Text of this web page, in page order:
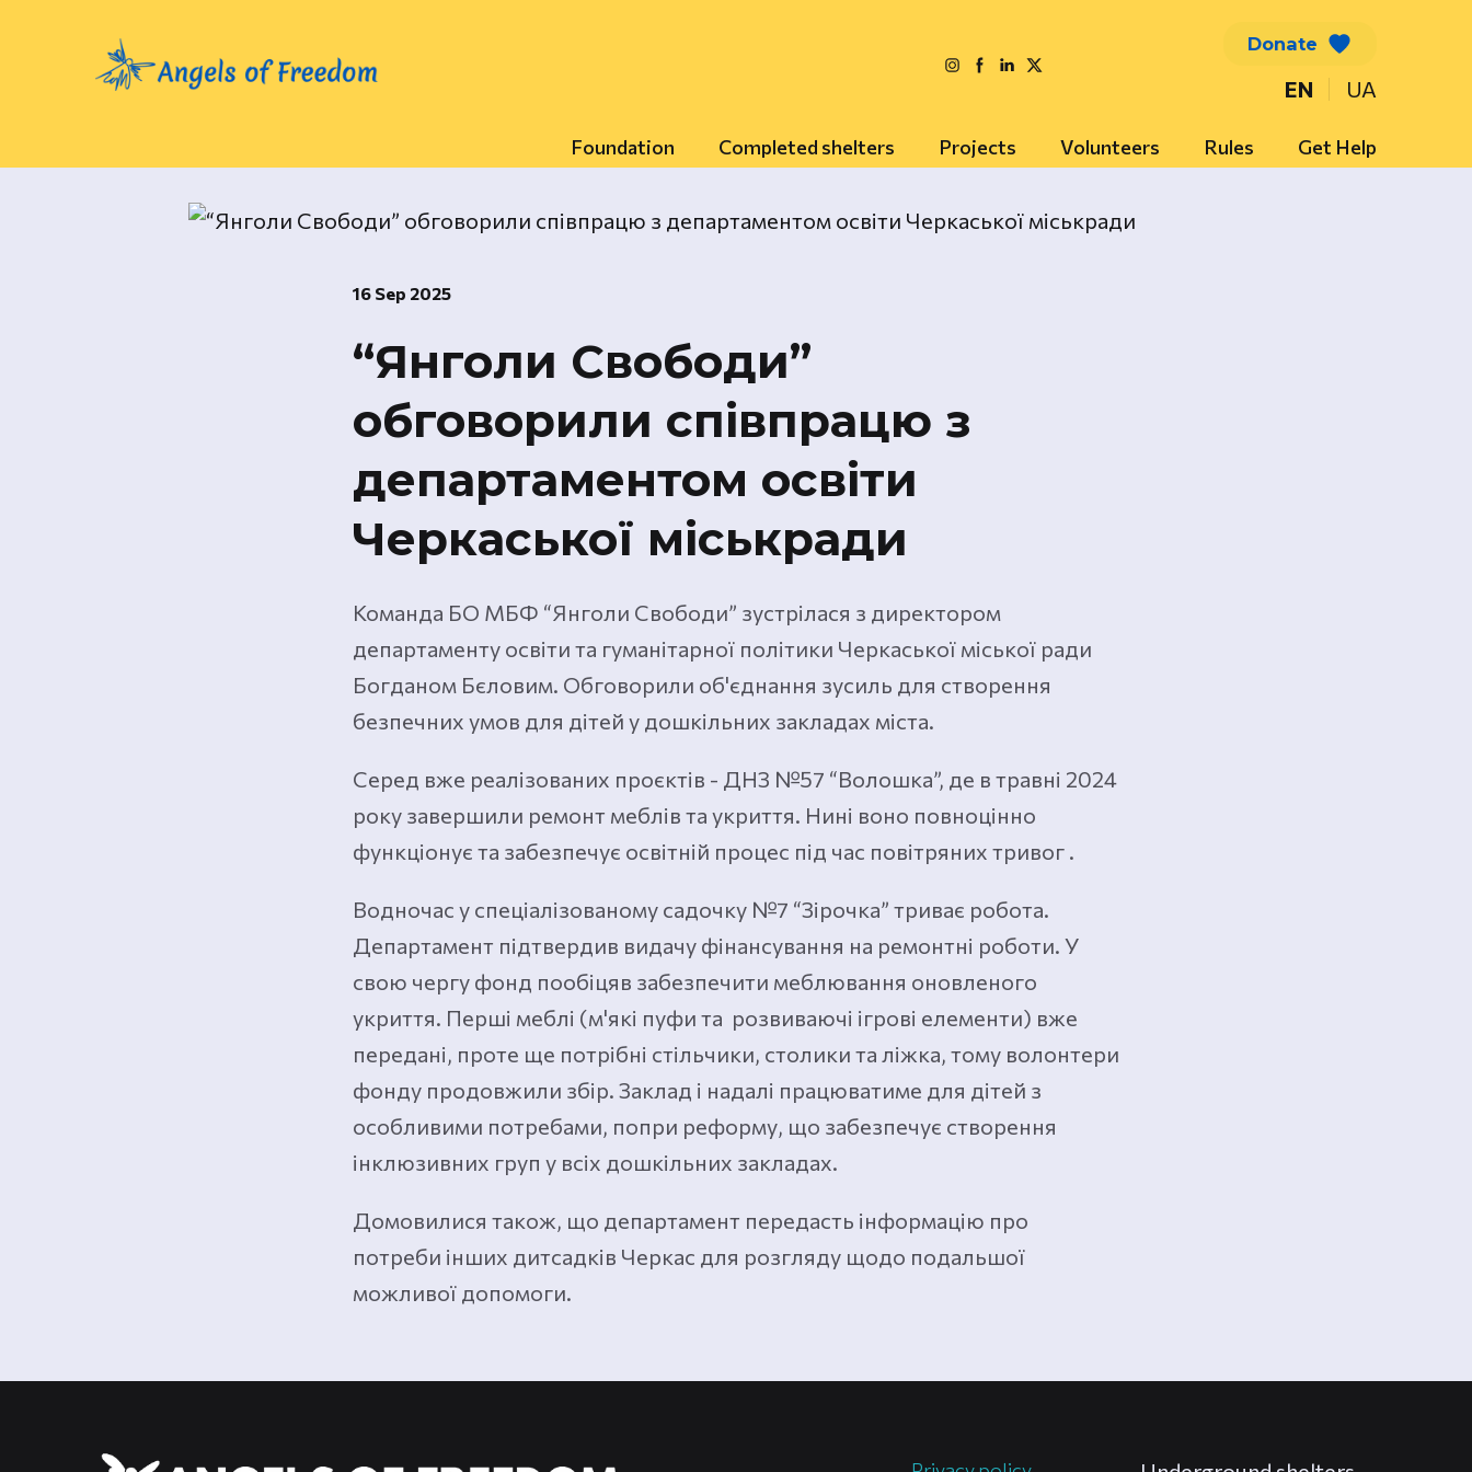
Donate
EN UA
Foundation Completed shelters Projects Volunteers Rules Get Help
16 Sep 2025
“Янголи Свободи”
обговорили співпрацю з
департаментом освіти
Черкаської міськради
Команда БО МБФ “Янголи Свободи” зустрілася з директором
департаменту освіти та гуманітарної політики Черкаської міської ради
Богданом Бєловим. Обговорили об'єднання зусиль для створення
безпечних умов для дітей у дошкільних закладах міста.
Серед вже реалізованих проєктів - ДНЗ №57 “Волошка”, де в травні 2024
року завершили ремонт меблів та укриття. Нині воно повноцінно
функціонує та забезпечує освітній процес під час повітряних тривог .
Водночас у спеціалізованому садочку №7 “Зірочка” триває робота.
Департамент підтвердив видачу фінансування на ремонтні роботи. У
свою чергу фонд пообіцяв забезпечити меблювання оновленого
укриття. Перші меблі (м'які пуфи та розвиваючі ігрові елементи) вже
передані, проте ще потрібні стільчики, столики та ліжка, тому волонтери
фонду продовжили збір. Заклад і надалі працюватиме для дітей з
особливими потребами, попри реформу, що забезпечує створення
інклюзивних груп у всіх дошкільних закладах.
Домовилися також, що департамент передасть інформацію про
потреби інших дитсадків Черкас для розгляду щодо подальшої
можливої ​​допомоги.